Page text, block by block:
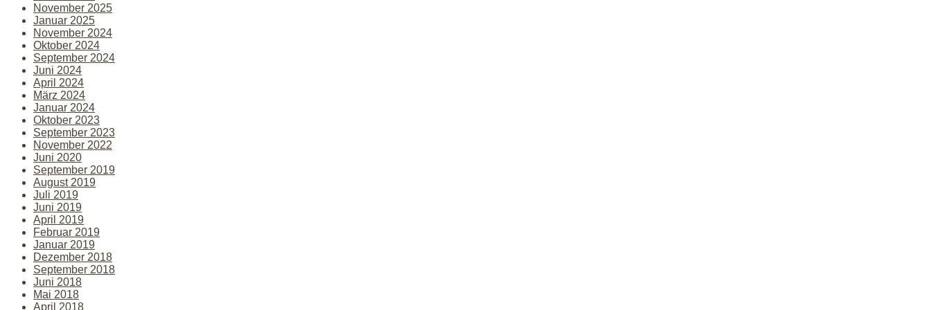
November 2025
Januar 2025
November 2024
Oktober 2024
September 2024
Juni 2024
April 2024
März 2024
Januar 2024
Oktober 2023
September 2023
November 2022
Juni 2020
September 2019
August 2019
Juli 2019
Juni 2019
April 2019
Februar 2019
Januar 2019
Dezember 2018
September 2018
Juni 2018
Mai 2018
April 2018